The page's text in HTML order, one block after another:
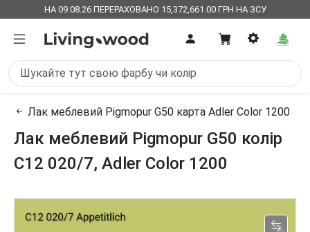
НА 09.08.26 ПЕРЕРАХОВАНО 15,372,661.00 ГРН НА ЗСУ
Лак меблевий Pigmopur G50 карта Adler Color 1200
Лак меблевий Pigmopur G50 колір
C12 020/7, Adler Color 1200